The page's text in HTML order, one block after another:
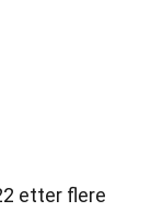
etter flere